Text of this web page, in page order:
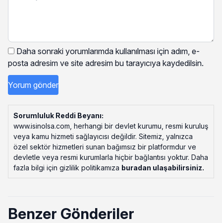
Daha sonraki yorumlarımda kullanılması için adım, e-
posta adresim ve site adresim bu tarayıcıya kaydedilsin.
Sorumluluk Reddi Beyanı:
www.isinolsa.com, herhangi bir devlet kurumu, resmi kuruluş
veya kamu hizmeti sağlayıcısı değildir. Sitemiz, yalnızca
özel sektör hizmetleri sunan bağımsız bir platformdur ve
devletle veya resmi kurumlarla hiçbir bağlantısı yoktur. Daha
fazla bilgi için gizlilik politikamıza buradan ulaşabilirsiniz.
Benzer Gönderiler